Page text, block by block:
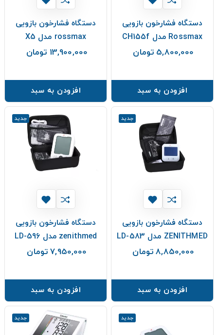
دستگاه فشارخون بازویی
Rossmax مدل CH155f
5,800,000 تومان
افزودن به سبد
دستگاه فشارخون بازویی
rossmax مدل X5
13,900,000 تومان
افزودن به سبد
جدید
دستگاه فشارخون بازویی
ZENITHMED مدل LD-583
8,850,000 تومان
افزودن به سبد
جدید
دستگاه فشارخون بازویی
zenithmed مدل LD-596
7,950,000 تومان
افزودن به سبد
جدید جدید